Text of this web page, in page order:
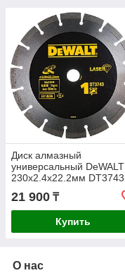
Диск алмазный
универсальный DeWALT
230х2.4х22.2мм
21 900 ₸
Купить
О нас